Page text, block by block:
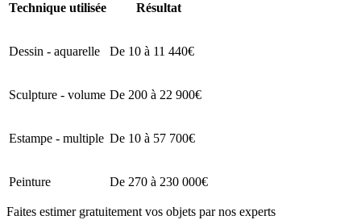
Technique utilisée Résultat
Dessin - aquarelle De 10 à 11 440€
Sculpture - volume De 200 à 22 900€
Estampe - multiple De 10 à 57 700€
Peinture De 270 à 230 000€
Faites estimer gratuitement vos objets par nos experts